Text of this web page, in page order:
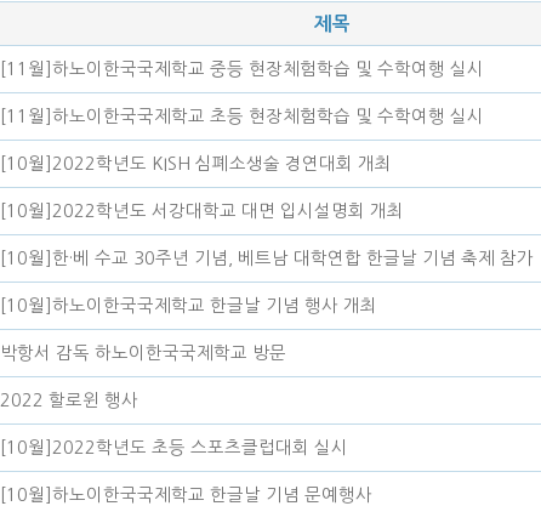
제목
[11월]하노이한국국제학교 중등 현장체험학습 및 수학여행 실시
[11월]하노이한국국제학교 초등 현장체험학습 및 수학여행 실시
[10월]2022학년도 KISH 심폐소생술 경연대회 개최
[10월]2022학년도 서강대학교 대면 입시설명회 개최
[10월]한·베 수교 30주년 기념, 베트남 대학연합 한글날 기념 축제 참가
[10월]하노이한국국제학교 한글날 기념 행사 개최
박항서 감독 하노이한국국제학교 방문
2022 할로윈 행사
[10월]2022학년도 초등 스포츠클럽대회 실시
[10월]하노이한국국제학교 한글날 기념 문예행사